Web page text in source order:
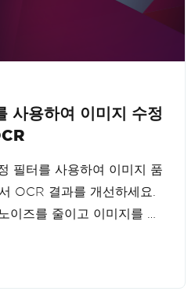
사용하여 이미지 수정
필터를 사용하여 이미지 품
OCR 결과를 개선하세요.
이즈를 줄이고 이미지를 선